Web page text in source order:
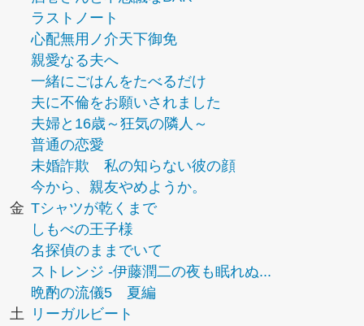
ラストノート
心配無用ノ介天下御免
親愛なる夫へ
一緒にごはんをたべるだけ
夫に不倫をお願いされました
夫婦と16歳～狂気の隣人～
普通の恋愛
未婚詐欺 私の知らない彼の顔
今から、親友やめようか。
金 Tシャツが乾くまで
しもべの王子様
名探偵のままでいて
ストレンジ -伊藤潤二の夜も眠れぬ...
晩酌の流儀5 夏編
土
リーガルビート